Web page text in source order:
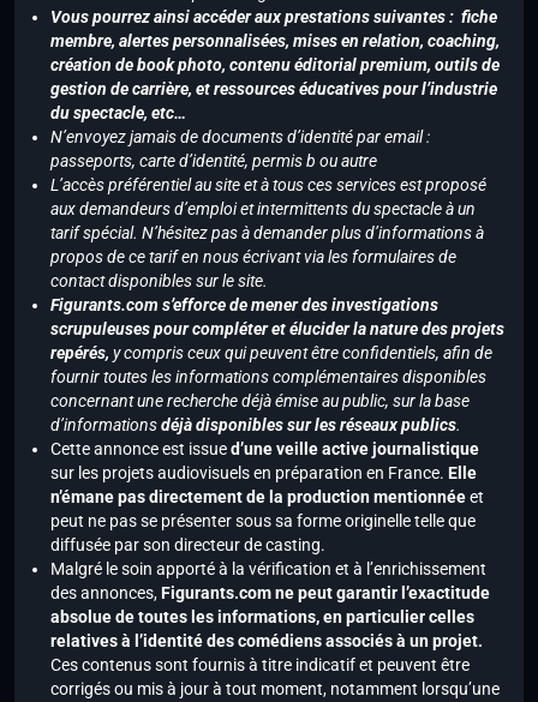
Vous pourrez ainsi accéder aux prestations suivantes : fiche
membre, alertes personnalisées, mises en relation, coaching,
création de book photo, contenu éditorial premium, outils de
gestion de carrière, et ressources éducatives pour l’industrie
du spectacle, etc…
N’envoyez jamais de documents d’identité par email :
passeports, carte d’identité, permis b ou autre
L’accès préférentiel au site et à tous ces services est proposé
aux demandeurs d’emploi et intermittents du spectacle à un
tarif spécial. N’hésitez pas à demander plus d’informations à
propos de ce tarif en nous écrivant via les formulaires de
contact disponibles sur le site.
Figurants.com s’efforce de mener des investigations
scrupuleuses pour compléter et élucider la nature des projets
repérés, y compris ceux qui peuvent être confidentiels, afin de
fournir toutes les informations complémentaires disponibles
concernant une recherche déjà émise au public, sur la base
d’informationsdéjà disponibles sur les réseaux publics.
Cette annonce est issued’une veille active journalistique
sur les projets audiovisuels en préparation en France. Elle
n’émane pas directement de la production mentionnéeet
peut ne pas se présenter sous sa forme originelle telle que
diffusée par son directeur de casting.
Malgré le soin apporté à la vérification et à l’enrichissement
des annonces,Figurants.com ne peut garantir l’exactitude
absolue de toutes les informations, en particulier celles
relatives à l’identité des comédiens associés à un projet.
Ces contenus sont fournis à titre indicatif et peuvent être
corrigés ou mis à jour à tout moment, notamment lorsqu’une